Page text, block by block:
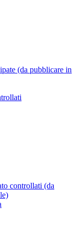
(da pubblicare in
controllati (da